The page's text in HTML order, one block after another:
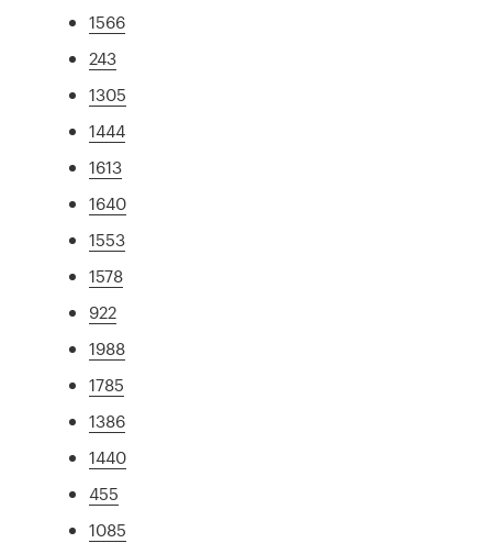
1566
243
1305
1444
1613
1640
1553
1578
922
1988
1785
1386
1440
455
1085